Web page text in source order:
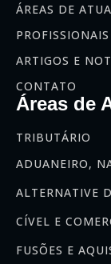
ÁREAS DE
PROFISSIONAIS
ARTIGOS E
CONTATO
Áreas de
TRIBUTÁRIO
ADUANEIRO,
ALTERNATIVE
CÍVEL E
FUSÕES E